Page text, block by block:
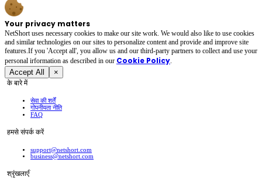
Your privacy matters
NetShort uses necessary cookies to make our site work. We would also like to use cookies
and similar technologies on our sites to personalize content and provide and improve site
features.If you 'Accept all', you allow us and our third-party partners to collect and use your
personal irformation as described in our Cookie Policy.
Accept All ×
के बारे में
सेवा की शर्तें
गोपनीयता नीति
FAQ
हमसे संपर्क करें
support@netshort.com
business@netshort.com
श्रृंखलाएँ